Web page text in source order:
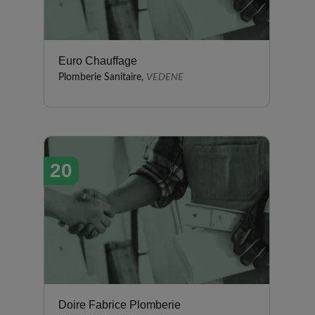
Euro Chauffage
Plomberie Sanitaire, VEDENE
20
Doire Fabrice Plomberie